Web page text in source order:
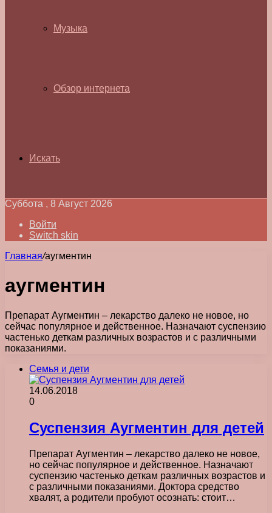
Музыка
Обзор интернета
Искать
Суббота , 8 Август 2026
Войти
Switch skin
Главная/аугментин
аугментин
Препарат Аугментин – лекарство далеко не новое, но
сейчас популярное и действенное. Назначают суспензию
частенько деткам различных возрастов и с различными
показаниями.
Семья и дети
14.06.2018
0
Суспензия Аугментин для детей
Препарат Аугментин – лекарство далеко не новое,
но сейчас популярное и действенное. Назначают
суспензию частенько деткам различных возрастов и
с различными показаниями. Доктора средство
хвалят, а родители пробуют осознать: стоит…